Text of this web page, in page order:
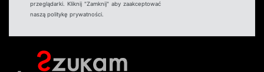
przeglądarki. Kliknij "Zamknij" aby zaakceptować
naszą politykę prywatności.